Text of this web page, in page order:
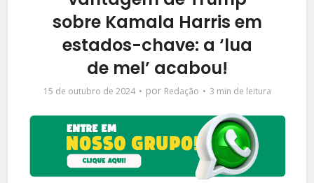
sobre Kamala Harris em
estados-chave: a ‘lua
de mel’ acabou!
15 de outubro de 2024 por Redação 3 min de leitura